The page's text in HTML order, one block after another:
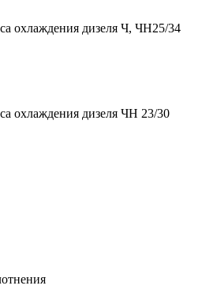
охлаждения дизеля Ч, ЧН25/34
охлаждения дизеля ЧН 23/30